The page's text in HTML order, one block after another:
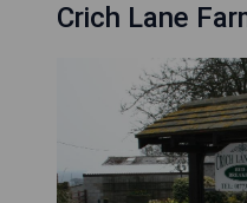
Crich Lane